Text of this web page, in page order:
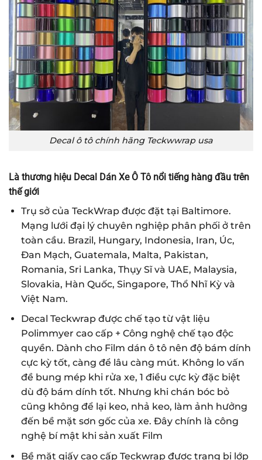
Decal ô tô chính hãng Teckwwrap usa
Là thương hiệu Decal Dán Xe Ô Tô nổi tiếng hàng đầu trên
thế giới
Trụ sở của TeckWrap được đặt tại Baltimore.
Mạng lưới đại lý chuyên nghiệp phân phối ở trên
toàn cầu. Brazil, Hungary, Indonesia, Iran, Úc,
Đan Mạch, Guatemala, Malta, Pakistan,
Romania, Sri Lanka, Thụy Sĩ và UAE, Malaysia,
Slovakia, Hàn Quốc, Singapore, Thổ Nhĩ Kỳ và
Việt Nam.
Decal Teckwrap được chế tạo từ vật liệu
Polimmyer cao cấp + Công nghệ chế tạo độc
quyền. Dành cho Film dán ô tô nên độ bám dính
cực kỳ tốt, càng để lâu càng mút. Không lo vấn
đề bung mép khi rửa xe, 1 điều cực kỳ đặc biệt
dù độ bám dính tốt. Nhưng khi chán bóc bỏ
cũng không để lại keo, nhả keo, làm ảnh hưởng
đến bề mặt sơn gốc của xe. Đây chính là công
nghệ bí mật khi sản xuất Film
Bề mặt giấy cao cấp Teckwrap được trang bị lớp